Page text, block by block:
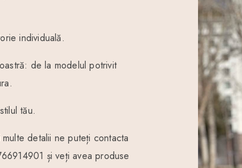
individuală.
de la modelul potrivit
tău.
detalii ne puteți contacta
și veți avea produse